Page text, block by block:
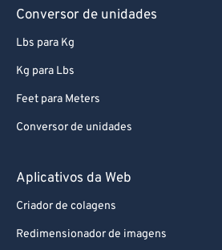
Conversor de unidades
Lbs para Kg
Kg para Lbs
Feet para Meters
Conversor de unidades
Aplicativos da Web
Criador de colagens
Redimensionador de imagens